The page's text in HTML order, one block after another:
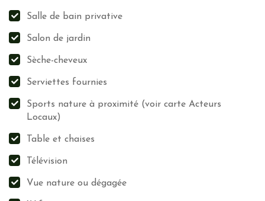
Salle de bain privative
Salon de jardin
Sèche-cheveux
Serviettes fournies
Sports nature à proximité (voir carte Acteurs
Locaux)
Table et chaises
Télévision
Vue nature ou dégagée